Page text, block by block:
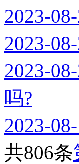
2023-
2023-
2023-
吗?
2023-
共806条